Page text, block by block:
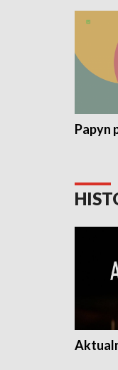
Papyn